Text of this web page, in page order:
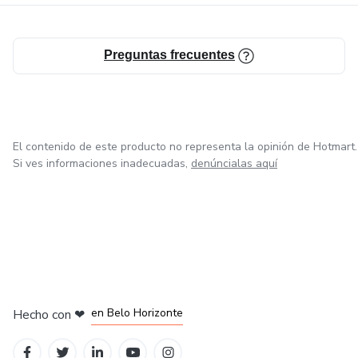
Preguntas frecuentes
El contenido de este producto no representa la opinión de Hotmart.
Si ves informaciones inadecuadas, denúncialas aquí
Hecho con ❤ en Belo Horizonte